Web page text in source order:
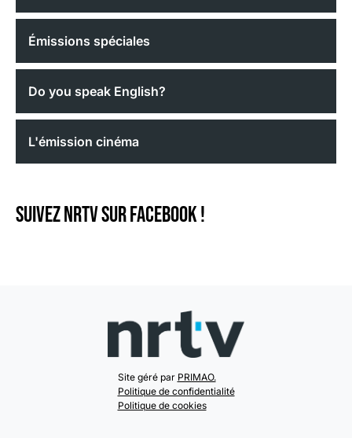
Émissions spéciales
Do you speak English?
L'émission cinéma
Suivez NRTV sur Facebook !
Site géré par PRIMAO.
Politique de confidentialité
Politique de cookies